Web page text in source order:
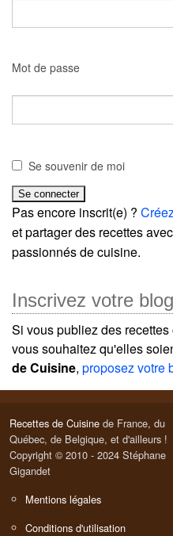
Mot de passe
Se souvenir de moi
Pas encore inscrit(e) ?
et partager des recettes
passionnés de cuisine.
Inscrivez votre
Si vous publiez des
vous souhaitez qu'elles
de Cuisine, proposez votre
Recettes de Cuisine de France, du
Québec, de Belgique, et d'ailleurs !
Copyright © 2010 - 2024 Stéphane
Gigandet
Mentions légales
Conditions d'utilisation